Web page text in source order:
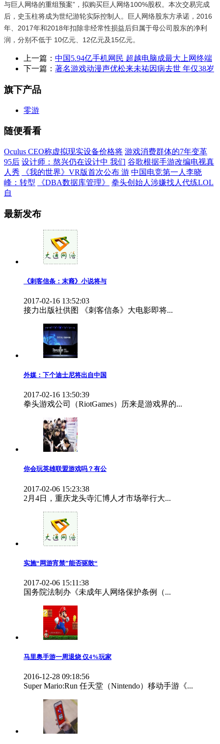
与巨人网络的重组预案”，拟购买巨人网络100%股权。本次交易完成
后，史玉柱将成为世纪游轮实际控制人。巨人网络股东方承诺，2016
年、2017年和2018年扣除非经常性损益后归属于母公司股东的净利
润，分别不低于 10亿元、12亿元及15亿元。
上一篇： 中国5.94亿手机网民 超越电脑成最大上网终端
下一篇： 著名游戏动漫声优松来未祐因病去世 年仅38岁
旗下产品
零游
随便看看
Oculus CEO称虚拟现实设备价格将 游戏消费群体的7年变革
95后 设计师：熬兴仍在设计中 我们 谷歌根据手游改编电视真
人秀
《我的世界》VR版首次公布 游 中国电竞第一人李晓
峰：转型
《DBA数据库管理》
拳头创始人涉嫌找人代练LOL
自
最新发布
《刺客信条：末裔》小说将与
2017-02-16 13:52:03
接力出版社供图 《刺客信条》大电影即将...
外媒：下个迪士尼将出自中国
2017-02-16 13:50:39
拳头游戏公司（RiotGames）历来是游戏界的...
你会玩英雄联盟游戏吗？有公
2017-02-06 15:23:38
2月4日，重庆龙头寺汇博人才市场举行大...
实施“网游宵禁”能否驱散“
2017-02-06 15:11:38
国务院法制办《未成年人网络保护条例（...
马里奥手游一周退烧 仅4%玩家
2016-12-28 09:18:56
Super Mario:Run 任天堂（Nintendo）移动手游《...